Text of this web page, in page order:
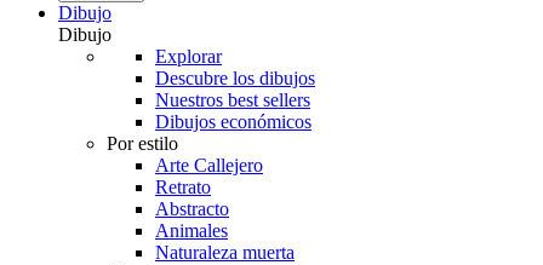
Dibujo
Dibujo
Explorar
Descubre los dibujos
Nuestros best sellers
Dibujos económicos
Por estilo
Arte Callejero
Retrato
Abstracto
Animales
Naturaleza muerta